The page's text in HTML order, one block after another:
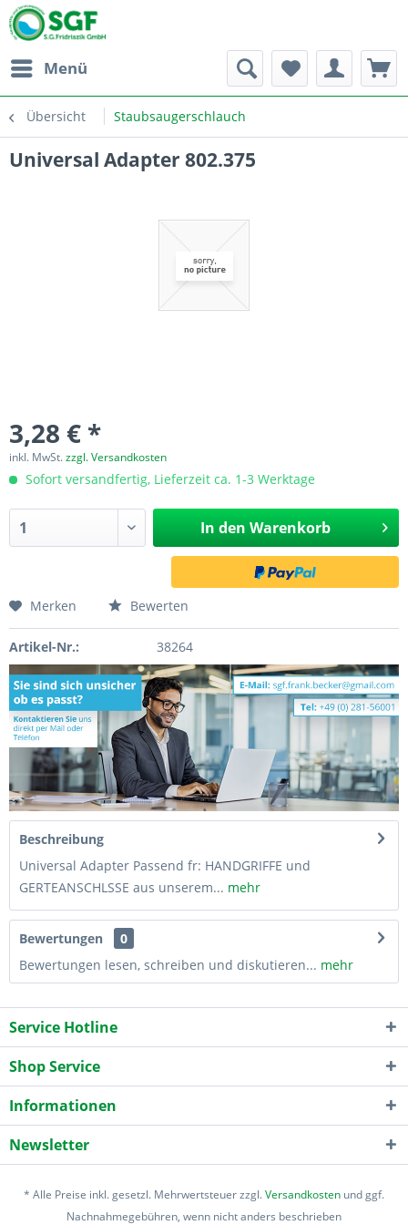
Menü
Übersicht Staubsaugerschlauch
Universal Adapter 802.375
3,28 € *
inkl. MwSt.zzgl. Versandkosten
Sofort versandfertig, Lieferzeit ca. 1-3 Werktage
In den Warenkorb
Merken Bewerten
Artikel-Nr.: 38264
Beschreibung
Universal Adapter Passend fr: HANDGRIFFE und
GERTEANSCHLSSE aus unserem... mehr
Bewertungen
0
Bewertungen lesen, schreiben und diskutieren... mehr
Service Hotline
Shop Service
Informationen
Newsletter
* Alle Preise inkl. gesetzl. Mehrwertsteuer zzgl.Versandkosten und ggf.
Nachnahmegebühren, wenn nicht anders beschrieben